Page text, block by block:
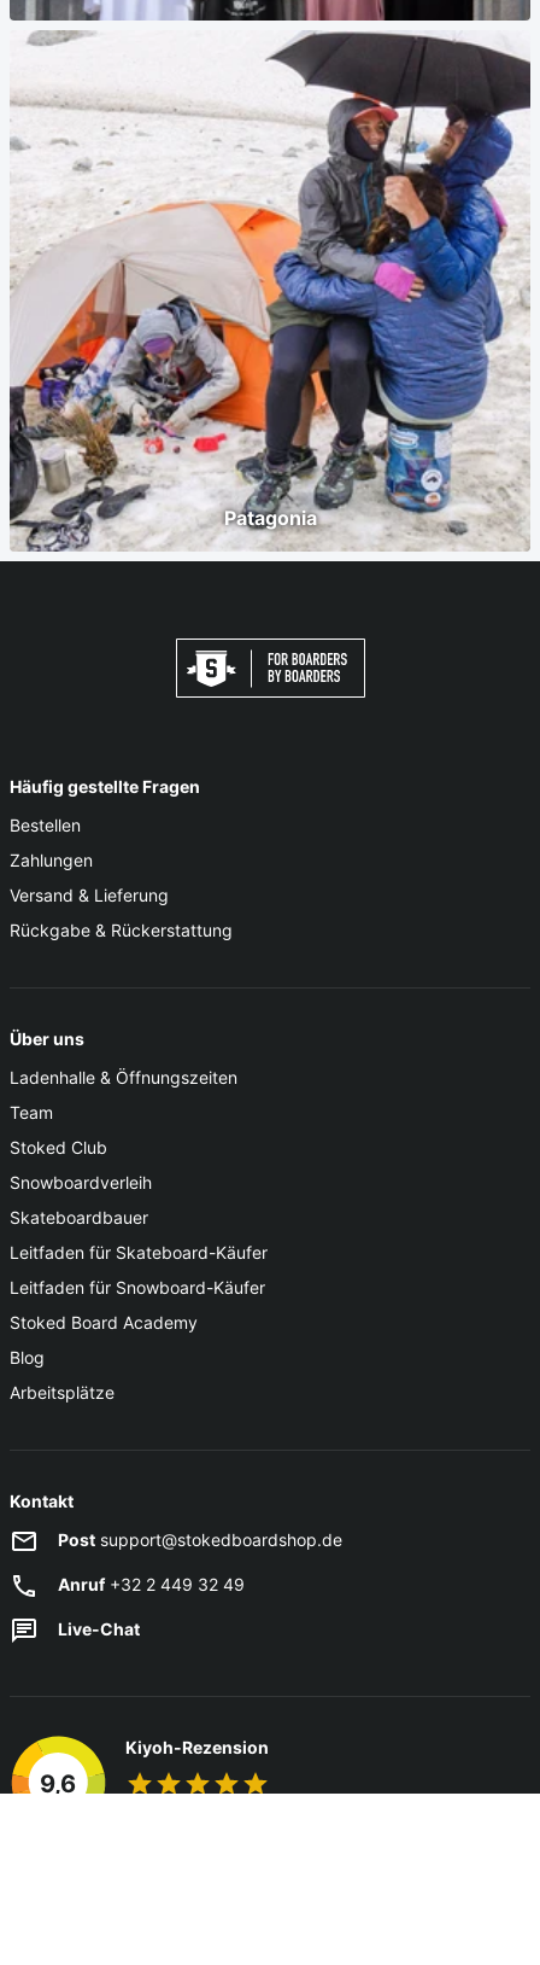
Patagonia
Häufig gestellte Fragen
Bestellen
Zahlungen
Versand & Lieferung
Rückgabe & Rückerstattung
Über uns
Ladenhalle & Öffnungszeiten
Team
Stoked Club
Snowboardverleih
Skateboardbauer
Leitfaden für Skateboard-Käufer
Leitfaden für Snowboard-Käufer
Stoked Board Academy
Blog
Arbeitsplätze
Kontakt
Post support@stokedboardshop.de
Anruf+32 2 449 32 49
Live-Chat
9,6
Kiyoh-Rezension